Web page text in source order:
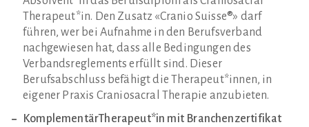
Therapeut*in. Den Zusatz «Cranio Suisse®» darf
führen, wer bei Aufnahme in den Berufsverband
nachgewiesen hat, dass alle Bedingungen des
Verbandsreglements erfüllt sind. Dieser
Berufsabschluss befähigt die Therapeut*innen, in
eigener Praxis Craniosacral Therapie anzubieten.
KomplementärTherapeut*in mit Branchenzertifikat